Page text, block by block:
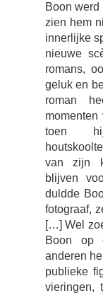
Boon werd
zien hem
innerlijke
nieuwe
romans,
geluk en
roman
momenten
toen
van zijn
blijven
duldde
fotograaf,
[…] Wel
Boon op
anderen
publieke
vieringen,